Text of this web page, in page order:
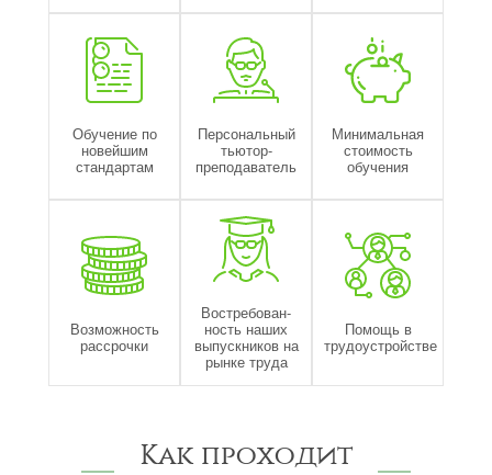
Обучение по
новейшим
стандартам
Персональный
тьютор-
преподаватель
Минимальная
стоимость
обучения
Возможность
рассрочки
Востребован-
ность наших
выпускников на
рынке труда
Помощь в
трудоустройстве
Как проходит